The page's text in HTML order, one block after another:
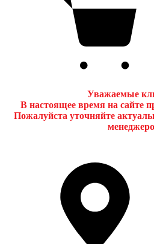
Уважаемые
В настоящее время на сайте
Пожалуйста уточняйте